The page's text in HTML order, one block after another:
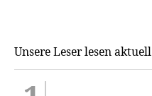
Unsere Leser lesen aktuell